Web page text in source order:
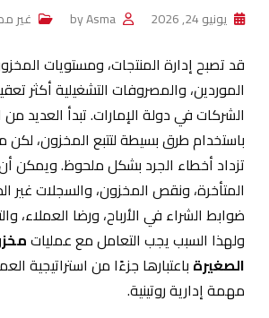
يونيو 24, 2026 byAsma غير
قد تصبح إدارة المنتجات، ومستويات
الموردين، والمصروفات التشغيلية أكثر
الشركات في دولة الإمارات. تبدأ العديد
باستخدام طرق بسيطة لتتبع المخزون،
تزداد أخطاء الجرد بشكل ملحوظ. ويمكن أن
المتأخرة، ونقص المخزون، والسجلات
ضوابط الشراء في الأرباح، ورضا العملاء،
ولهذا السبب يجب التعامل مع عمليات
الصغيرة باعتبارها جزءًا من استراتيجية
مهمة إدارية روتينية.